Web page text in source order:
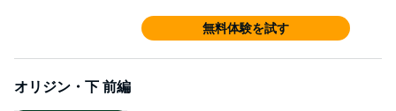
無料体験を試す
オリジン・下 前編